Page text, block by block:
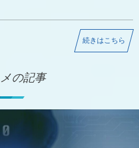
続きはこちら
の記事